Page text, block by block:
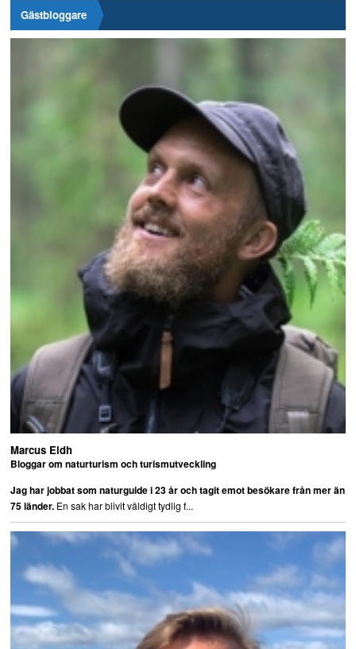
Gästbloggare
Marcus Eldh
Bloggar om naturturism och turismutveckling
Jag har jobbat som naturguide i 23 år och tagit emot besökare från mer än
75 länder.En sak har blivit väldigt tydlig f...